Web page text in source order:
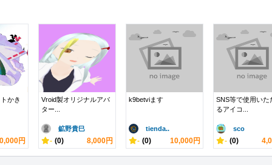
かき
円
Vroid製オリジナルアバ
ター...
鉱野貴巳
- (0) 8,000円
k9betviます
tienda..
- (0) 10,000円
SNS等で使用いた
るアイコ...
sco
- (0)